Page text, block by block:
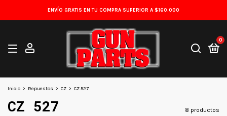
ENVÍO GRATIS EN TU COMPRA SUPERIOR A $160.000
0
Inicio > Repuestos > CZ > CZ 527
CZ 527 8 productos